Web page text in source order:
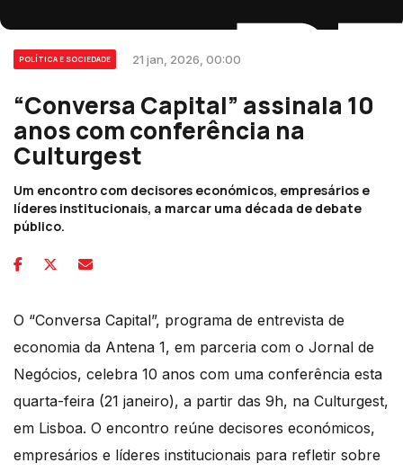
POLÍTICA E SOCIEDADE 21 jan, 2026, 00:00
“Conversa Capital” assinala 10
anos com conferência na
Culturgest
Um encontro com decisores económicos, empresários e
líderes institucionais, a marcar uma década de debate
público.
O “Conversa Capital”, programa de entrevista de
economia da Antena 1, em parceria com o Jornal de
Negócios, celebra 10 anos com uma conferência esta
quarta-feira (21 janeiro), a partir das 9h, na Culturgest,
em Lisboa. O encontro reúne decisores económicos,
empresários e líderes institucionais para refletir sobre